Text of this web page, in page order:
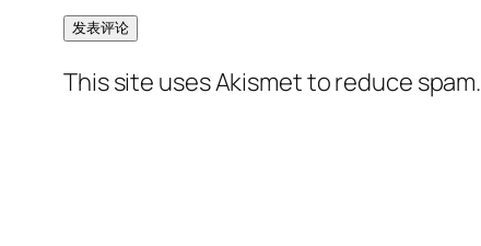
This site uses Akismet to reduce spam.